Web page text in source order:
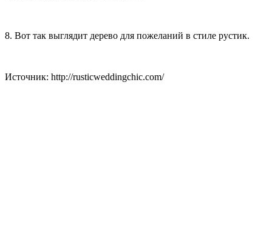
8. Вот так выглядит дерево для пожеланий в стиле рустик.
Источник: http://rusticweddingchic.com/